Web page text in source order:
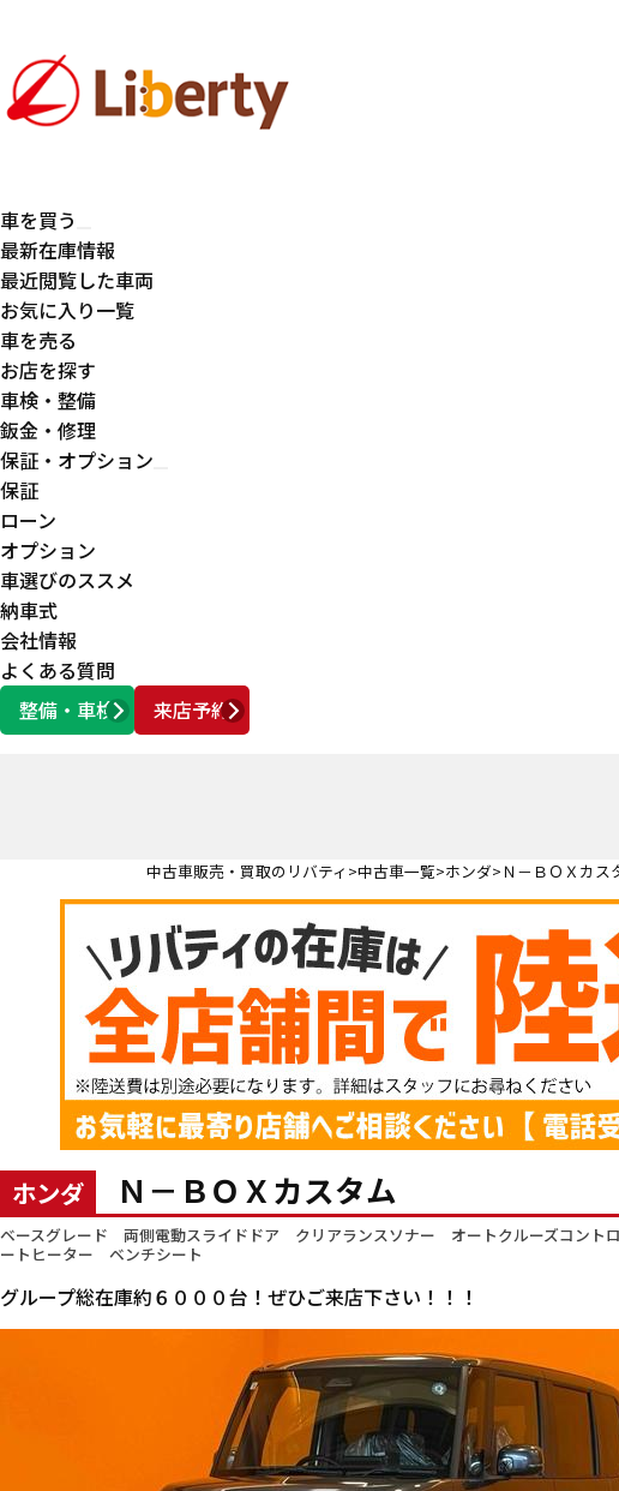
車を買う
最新在庫情報
最近閲覧した車両
お気に入り一覧
車を売る
お店を探す
車検・整備
鈑金・修理
保証・オプション
保証
ローン
オプション
車選びのススメ
納車式
会社情報
よくある質問
整備・車検
来店予約
営業時間 AM10:00 ～ PM6:00
中古車販売・買取のリバティ 中古車一覧 ホンダ Ｎ－ＢＯＸカス
ホンダ Ｎ－ＢＯＸカスタム
ベースグレード 両側電動スライドドア クリアランスソナー オートクルーズコ
ートヒーター ベンチシート
グループ総在庫約６０００台！ぜひご来店下さい！！！